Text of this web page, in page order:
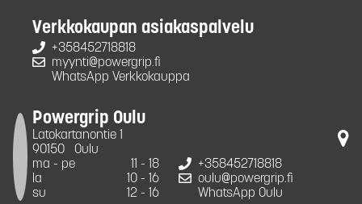
Verkkokaupan asiakaspalvelu
+358452718818
myynti@powergrip.fi
WhatsApp Verkkokauppa
Powergrip Oulu
Latokartanontie 1
90150
Oulu
ma - pe
11 - 18
la
10 - 16
su
12 - 16
+358452718818
oulu@powergrip.fi
WhatsApp Oulu